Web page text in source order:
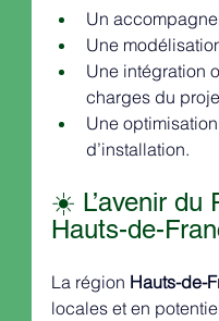
Un
Une
Une intégration
charges du
Une
d’installation.
☀️ L’avenir du
Hauts-de-
La région Hauts-de-
locales et en